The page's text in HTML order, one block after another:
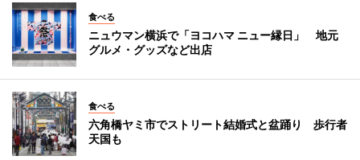
食べる
ニュウマン横浜で「ヨコハマ ニュー縁日」 地元
グルメ・グッズなど出店
食べる
六角橋ヤミ市でストリート結婚式と盆踊り 歩行者
天国も